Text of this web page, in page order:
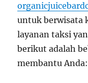
untuk berwisata
layanan taksi
berikut adalah
membantu Anda: